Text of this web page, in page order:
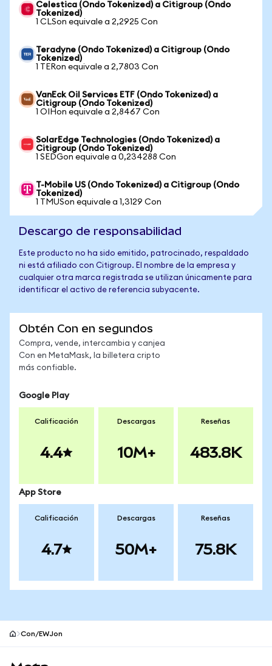
Celestica (Ondo Tokenized) a Citigroup (Ondo
Tokenized)
1 CLSon equivale a 2,2925 Con
Teradyne (Ondo Tokenized) a Citigroup (Ondo
Tokenized)
1 TERon equivale a 2,7803 Con
VanEck Oil Services ETF (Ondo Tokenized) a
Citigroup (Ondo Tokenized)
1 OIHon equivale a 2,8467 Con
SolarEdge Technologies (Ondo Tokenized) a
Citigroup (Ondo Tokenized)
1 SEDGon equivale a 0,234288 Con
T-Mobile US (Ondo Tokenized) a Citigroup (Ondo
Tokenized)
1 TMUSon equivale a 1,3129 Con
Descargo de responsabilidad
Este producto no ha sido emitido, patrocinado, respaldado
ni está afiliado con Citigroup. El nombre de la empresa y
cualquier otra marca registrada se utilizan únicamente para
identificar el activo de referencia subyacente.
Obtén Con en segundos
Compra, vende, intercambia y canjea
Con en MetaMask, la billetera cripto
más confiable.
Google Play
Calificación
4.4
Descargas
10M+
Reseñas
483.8K
App Store
Calificación
4.7
Descargas
50M+
Reseñas
75.8K
Con/EWJon